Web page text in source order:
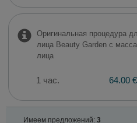
Оригинальная процедура
лица Beauty Garden с
лица
1 час. 64.00 €
Имеем предложений: 3